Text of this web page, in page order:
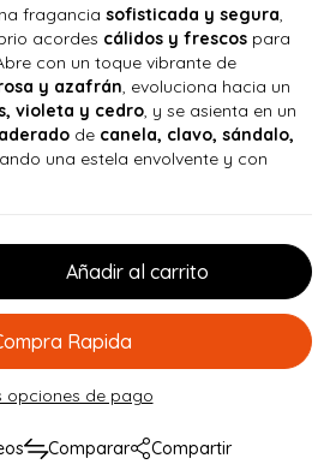
fragancia sofisticada y segura
acordes cálidos y frescos para
con un toque vibrante de
y azafrán , evoluciona hacia un
violeta y cedro , y se asienta en un
de canela, clavo, sándalo,
una estela envolvente y con
Añadir al carrito
Rapida
opciones de pago
Comparar Compartir